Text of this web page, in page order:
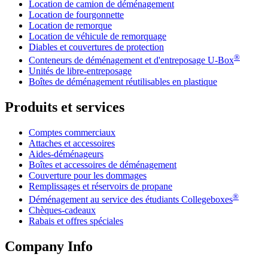
Location de camion de déménagement
Location de fourgonnette
Location de remorque
Location de véhicule de remorquage
Diables et couvertures de protection
Conteneurs de déménagement et d'entreposage U-Box®
Unités de libre-entreposage
Boîtes de déménagement réutilisables en plastique
Produits et services
Comptes commerciaux
Attaches et accessoires
Aides-déménageurs
Boîtes et accessoires de déménagement
Couverture pour les dommages
Remplissages et réservoirs de propane
Déménagement au service des étudiants Collegeboxes®
Chèques-cadeaux
Rabais et offres spéciales
Company Info